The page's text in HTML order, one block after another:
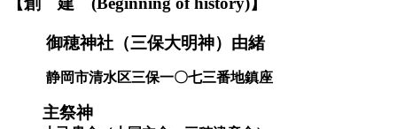
御穂神社（三保大明神）由緒
静岡市清水区三保一〇七三番地鎮座
主祭神